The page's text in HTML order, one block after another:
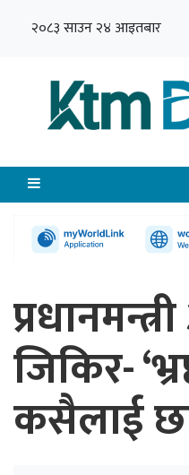
२०८३ साउन २४ आइतबार
जिकिर-
कसैलाई